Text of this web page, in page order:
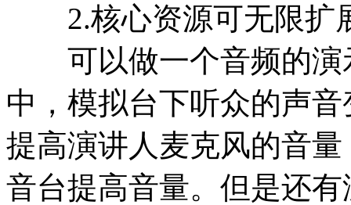
2.核心资源可无限扩
可以做一个音频的演
中，模拟台下听众的声
提高演讲人麦克风的音
音台提高音量。但是还